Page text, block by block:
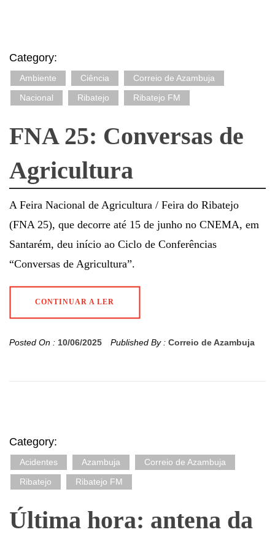
Category:
Ambiente Ciência
Correio de Azambuja
Nacional
Ribatejo Ribatejo FM
FNA 25: Conversas de
Agricultura
A Feira Nacional de Agricultura / Feira do Ribatejo
(FNA 25), que decorre até 15 de junho no CNEMA, em
Santarém, deu início ao Ciclo de Conferências
“Conversas de Agricultura”.
CONTINUAR A LER
Posted On : 10/06/2025 Published By : Correio de Azambuja
Category:
Acidentes Azambuja
Correio de Azambuja
Ribatejo
Ribatejo FM
Última hora: antena da